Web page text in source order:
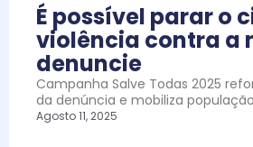
É possível parar o
violência contra a
denuncie
Campanha Salve Todas 2025
da denúncia e mobiliza
Agosto 11, 2025